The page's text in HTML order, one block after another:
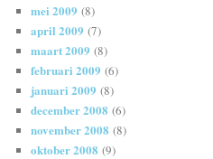
mei 2009 (8)
april 2009 (7)
maart 2009 (8)
februari 2009 (6)
januari 2009 (8)
december 2008 (6)
november 2008 (8)
oktober 2008 (9)